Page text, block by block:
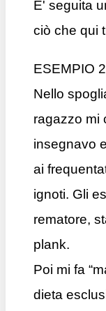
E' seguita
ciò che qui
ESEMPIO
Nello
ragazzo mi
insegnavo
ai
ignoti. Gli
rematore,
plank.
Poi mi fa
dieta